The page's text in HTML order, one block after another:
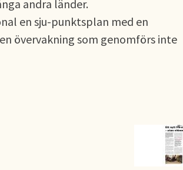
andra länder.
en sju-punktsplan med en
övervakning som genomförs inte